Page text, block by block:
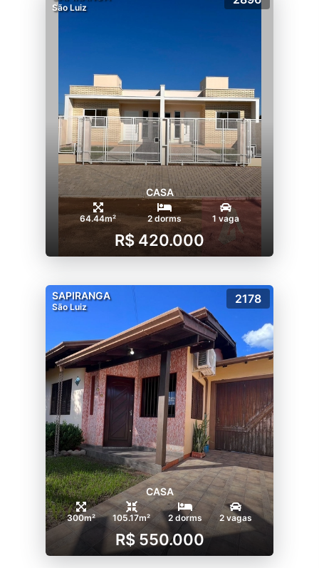
São Luiz
CASA
64.44m² 2 dorms 1 vaga
R$ 420.000
SAPIRANGA
São Luiz
2178
CASA
300m² 105.17m² 2 dorms 2 vagas
R$ 550.000